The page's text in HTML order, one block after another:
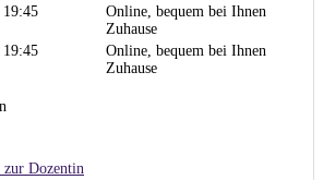
Online, bequem bei Ihnen
Zuhause
Online, bequem bei Ihnen
Zuhause
Dozentin